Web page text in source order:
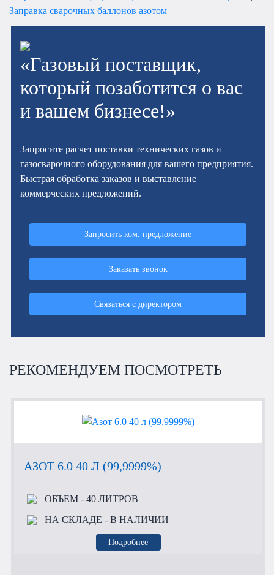
Заправка сварочных баллонов азотом
«Газовый поставщик,
который позаботится о вас
и вашем бизнесе!»
Запросите расчет поставки технических газов и
газосварочного оборудования для вашего предприятия.
Быстрая обработка заказов и выставление
коммерческих предложений.
Запросить ком. предложение
Заказать звонок
Связаться с директором
РЕКОМЕНДУЕМ ПОСМОТРЕТЬ
АЗОТ 6.0 40 Л (99,9999%)
ОБЪЕМ- 40 ЛИТРОВ
НА СКЛАДЕ - В НАЛИЧИИ
Подробнее